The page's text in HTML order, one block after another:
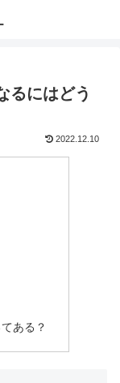
るにはどう
2022.12.10
ある？